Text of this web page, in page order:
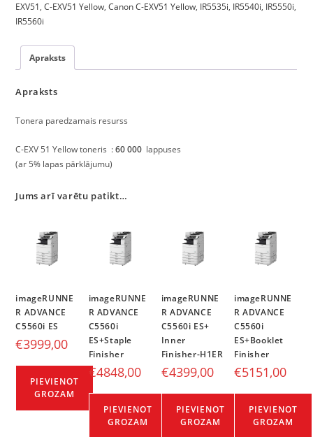
EXV51,C-EXV51 Yellow,Canon C-EXV51 Yellow, IR5535i, IR5540i, IR5550i,
IR5560i
Apraksts
Apraksts
Tonera paredzamais resurss
C-EXV 51 Yellow toneris :60 000 lappuses
(ar 5% lapas pārklājumu)
Jums arī varētu patikt…
imageRUNNE
R ADVANCE
C5560i ES
€3999,00
PIEVIENOT
GROZAM
imageRUNNE
R ADVANCE
C5560i
ES+Staple
Finisher
€4848,00
PIEVIENOT
GROZAM
imageRUNNE
R ADVANCE
C5560i ES+
Inner
Finisher-H1ER
€4399,00
PIEVIENOT
GROZAM
imageRUNNE
R ADVANCE
C5560i
ES+Booklet
Finisher
€5151,00
PIEVIENOT
GROZAM